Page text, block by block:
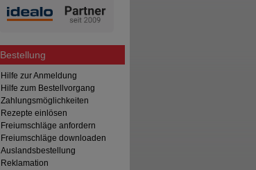
Bestellung
Hilfe zur Anmeldung
Hilfe zum Bestellvorgang
Zahlungsmöglichkeiten
Rezepte einlösen
Freiumschläge anfordern
Freiumschläge downloaden
Auslandsbestellung
Reklamation